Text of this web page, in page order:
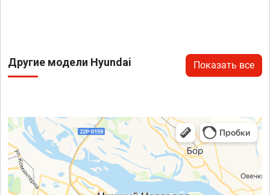
Другие модели Hyundai Показать все